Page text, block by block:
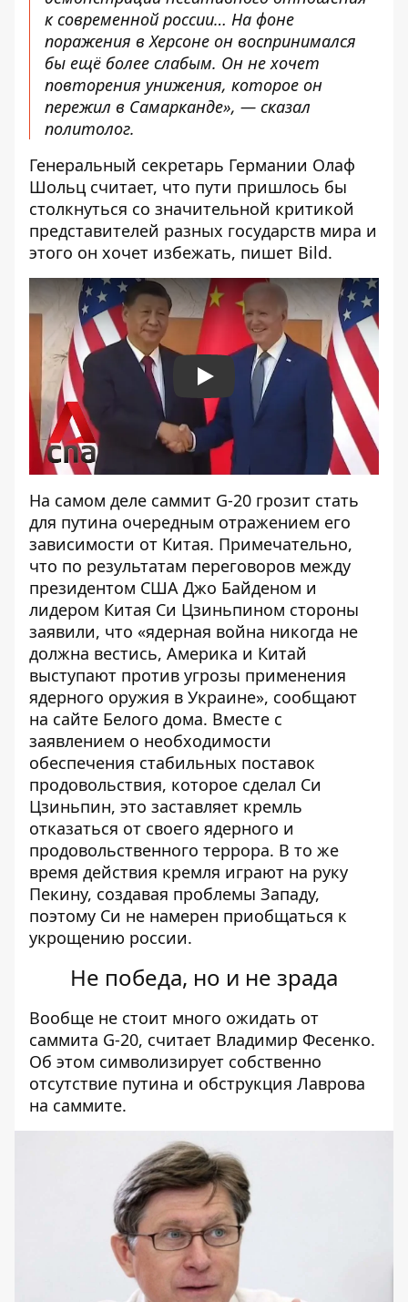
к современной россии… На фоне
поражения в Херсоне он воспринимался
бы ещё более слабым. Он не хочет
повторения унижения, которое он
пережил в Самарканде», — сказал
политолог.
Генеральный секретарь Германии Олаф
Шольц считает, что пути пришлось бы
столкнуться со значительной критикой
представителей разных государств мира и
этого он хочет избежать, пишет Bild.
Play
На самом деле саммит G-20 грозит стать
для путина очередным отражением его
зависимости от Китая. Примечательно,
что по результатам переговоров между
президентом США Джо Байденом и
лидером Китая Си Цзиньпином стороны
заявили, что «ядерная война никогда не
должна вестись, Америка и Китай
выступают против угрозы применения
ядерного оружия в Украине», сообщают
на сайте Белого дома. Вместе с
заявлением о необходимости
обеспечения стабильных поставок
продовольствия, которое сделал Си
Цзиньпин, это заставляет кремль
отказаться от своего ядерного и
продовольственного террора. В то же
время действия кремля играют на руку
Пекину, создавая проблемы Западу,
поэтому Си не намерен приобщаться к
укрощению россии.
Не победа, но и не зрада
Вообще не стоит много ожидать от
саммита G-20, считает Владимир Фесенко.
Об этом символизирует собственно
отсутствие путина и обструкция Лаврова
на саммите.